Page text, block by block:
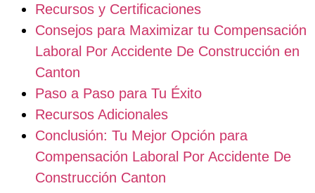
Recursos y Certificaciones
Consejos para Maximizar tu Compensación
Laboral Por Accidente De Construcción en
Canton
Paso a Paso para Tu Éxito
Recursos Adicionales
Conclusión: Tu Mejor Opción para
Compensación Laboral Por Accidente De
Construcción Canton